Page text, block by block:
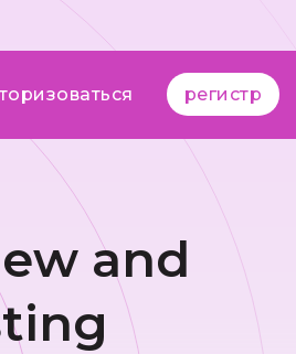
регистр
and